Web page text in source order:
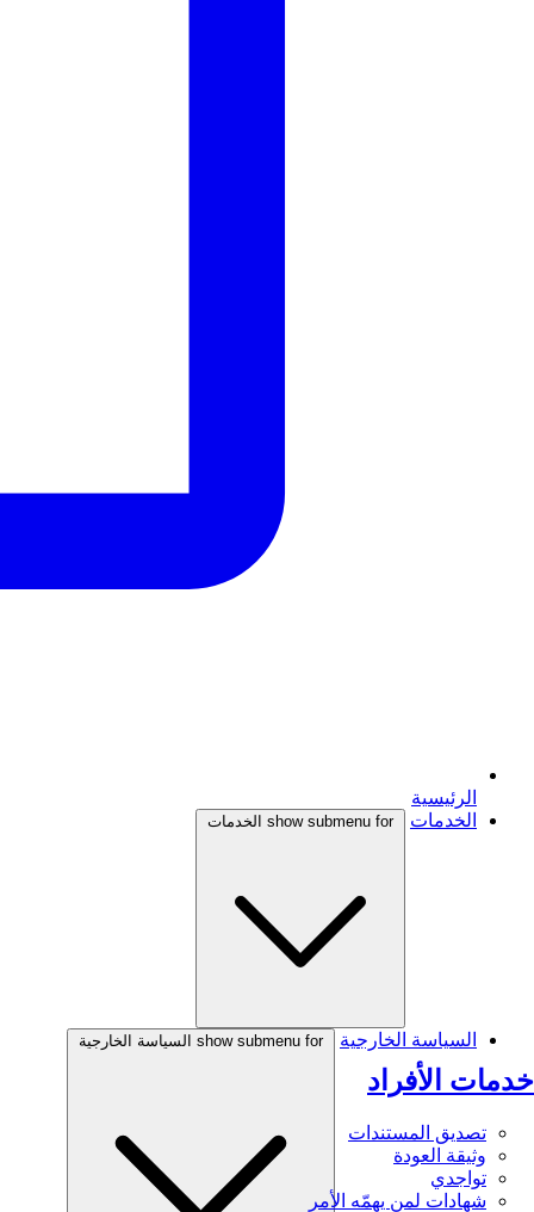
الرئيسية
الخدمات
show submenu for الخدمات
خدمات الأفراد
تصديق المستندات
وثيقة العودة
تواجدي
شهادات لمن يهمّه الأمر
السياسة الخارجية show submenu for السياسة الخارجية